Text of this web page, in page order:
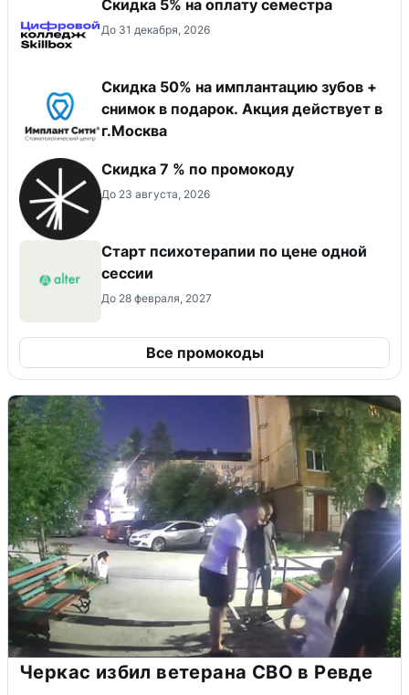
Скидка 5% на оплату семестра
До 31 декабря, 2026
Скидка 50% на имплантацию зубов +
снимок в подарок. Акция действует в
г.Москва
Скидка 7 % по промокоду
До 23 августа, 2026
Старт психотерапии по цене одной
сессии
До 28 февраля, 2027
Все промокоды
Черкас избил ветерана СВО в Ревде